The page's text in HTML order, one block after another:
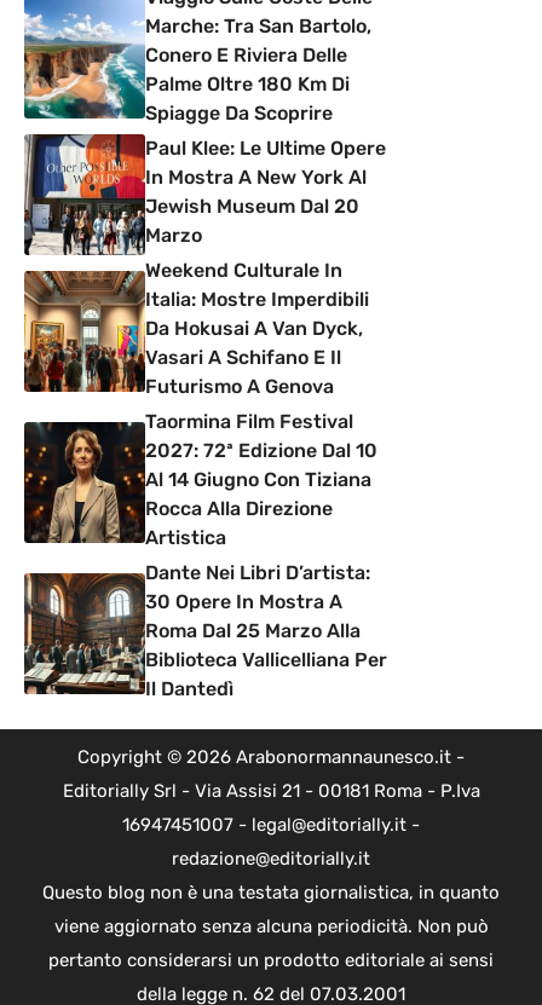
Marche: Tra San Bartolo,
Conero E Riviera Delle
Palme Oltre 180 Km Di
Spiagge Da Scoprire
Paul Klee: Le Ultime Opere
In Mostra A New York Al
Jewish Museum Dal 20
Marzo
Weekend Culturale In
Italia: Mostre Imperdibili
Da Hokusai A Van Dyck,
Vasari A Schifano E Il
Futurismo A Genova
Taormina Film Festival
2027: 72ª Edizione Dal 10
Al 14 Giugno Con Tiziana
Rocca Alla Direzione
Artistica
Dante Nei Libri D’artista:
30 Opere In Mostra A
Roma Dal 25 Marzo Alla
Biblioteca Vallicelliana Per
Il Dantedì
Copyright © 2026 Arabonormannaunesco.it -
Editorially Srl - Via Assisi 21 - 00181 Roma - P.Iva
16947451007 - legal@editorially.it -
redazione@editorially.it
Questo blog non è una testata giornalistica, in quanto
viene aggiornato senza alcuna periodicità. Non può
pertanto considerarsi un prodotto editoriale ai sensi
della legge n. 62 del 07.03.2001